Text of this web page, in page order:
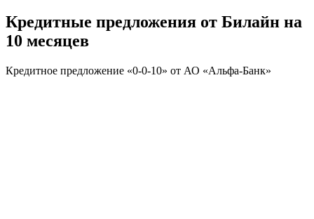
Кредитные предложения от Билайн на
10 месяцев
Кредитное предложение «0-0-10» от АО «Альфа-Банк»